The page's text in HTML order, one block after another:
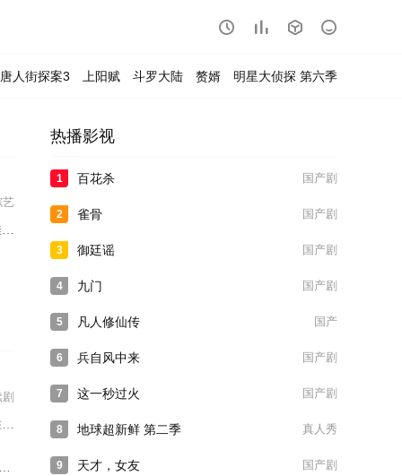
   
唐人街探案3 上阳赋 斗罗大陆 赘婿 明星大侦探 第六季
艺
热播影视
1 国产剧
百花杀
2 国产剧
雀骨
3 国产剧
御廷谣
4 国产剧
九门
5 国产
凡人修仙传
6 国产剧
兵自风中来
7 国产剧
这一秒过火
8 真人秀
地球超新鲜 第二季
9 国产剧
天才，女友